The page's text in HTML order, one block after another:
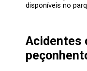
disponíveis no
Acidentes